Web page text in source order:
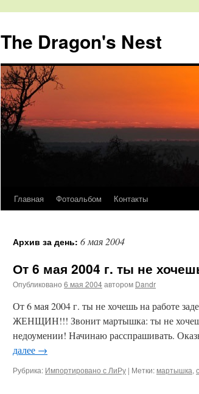
The Dragon's Nest
Перейти
содержимому
Главная Фотоальбом Контакты
Архив за день: 6 мая 2004
От 6 мая 2004 г. ты не
Опубликовано 6 мая 2004автором Dandr
От 6 мая 2004 г. ты не хочешь на работе
ЖЕНЩИН!!! Звонит мартышка: ты не хочешь
недоумении! Начинаю расспрашивать.
далее →
Рубрика: Импортировано с ЛиРу | Метки:мартышка,